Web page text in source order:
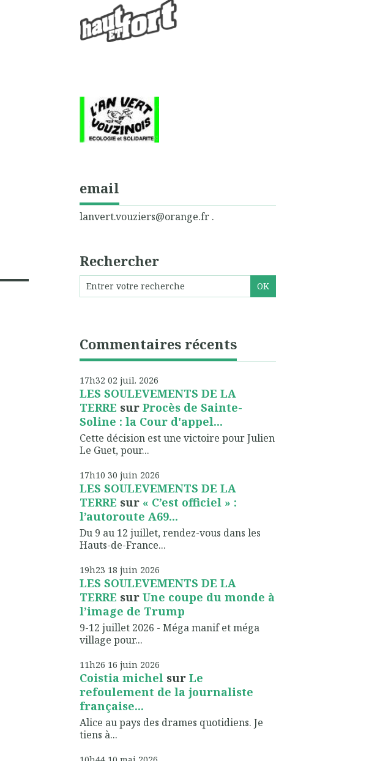
email
lanvert.vouziers@orange.fr .
Rechercher
Commentaires récents
17h32 02 juil. 2026
LES SOULEVEMENTS DE LA
TERRE sur Procès de Sainte-
Soline : la Cour d'appel...
Cette décision est une victoire pour Julien
Le Guet, pour...
17h10 30 juin 2026
LES SOULEVEMENTS DE LA
TERRE sur « C’est officiel » :
l’autoroute A69...
Du 9 au 12 juillet, rendez-vous dans les
Hauts-de-France...
19h23 18 juin 2026
LES SOULEVEMENTS DE LA
TERRE sur Une coupe du monde à
l’image de Trump
9-12 juillet 2026 - Méga manif et méga
village pour...
11h26 16 juin 2026
Coistia michelsur Le
refoulement de la journaliste
française...
Alice au pays des drames quotidiens. Je
tiens à...